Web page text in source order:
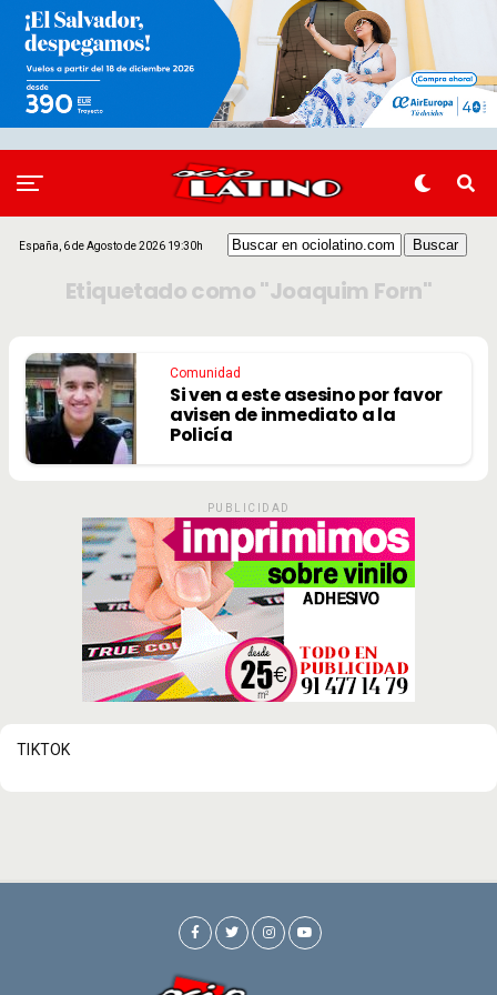
España, 6 de Agosto de 2026 19:30h
Etiquetado como "Joaquim Forn"
Comunidad
Si ven a este asesino por favor
avisen de inmediato a la
Policía
PUBLICIDAD
TIKTOK